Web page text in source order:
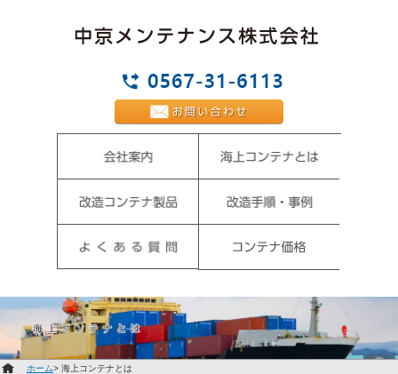
ホーム> 海上コンテナとは